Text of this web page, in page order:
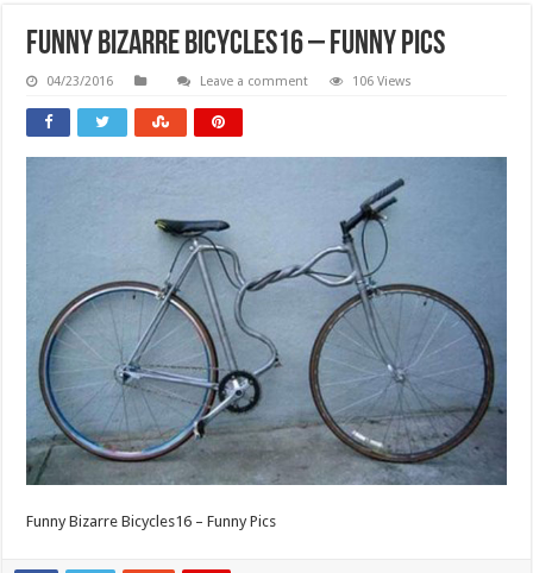
Funny Bizarre Bicycles16 – Funny Pics
04/23/2016 Leave a comment 106 Views
Funny Bizarre Bicycles16 – Funny Pics